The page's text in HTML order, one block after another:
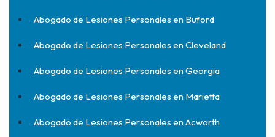
Abogado de Lesiones Personales en Buford
Abogado de Lesiones Personales en Cleveland
Abogado de Lesiones Personales en Georgia
Abogado de Lesiones Personales en Marietta
Abogado de Lesiones Personales en Acworth